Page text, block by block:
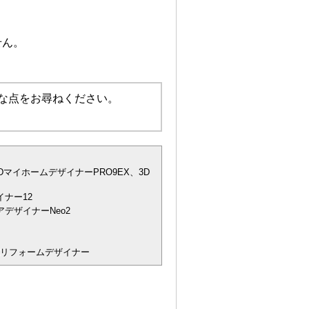
。
をお尋ねください。
イホームデザイナーPRO9EX、3D
ナー12
デザイナーNeo2
フォームデザイナー